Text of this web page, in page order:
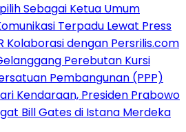
Sebagai Ketua Umum
Terpadu Lewat Press
Kolaborasi dengan Persrilis.com
Perebutan Kursi
Pembangunan (PPP)
Kendaraan, Presiden Prabowo
Bill Gates di Istana Merdeka